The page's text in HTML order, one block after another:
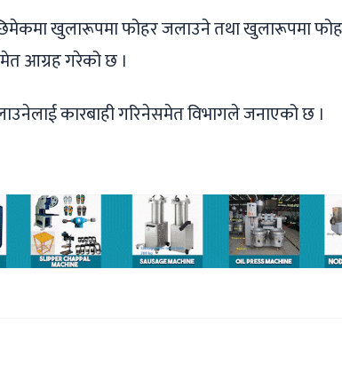
खुलारूपमा फोहर जलाउने तथा खुलारूपमा
आग्रह गरेको छ ।
कारबाही गरिनेसमेत विभागले जनाएको छ ।